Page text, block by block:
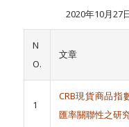
2020年10月27
N
O.
文章
1
CRB現貨商品指
匯率關聯性之研